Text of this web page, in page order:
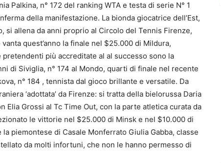
Palkina, n° 172 del ranking WTA e testa di serie N° 1
della manifestazione. La bionda giocatrice dell’Est,
allena da anni proprio al Circolo del Tennis Firenze,
quest’anno la finale nel $25.000 di Mildura,
pretendenti più accreditate al al successo sono la
di Siviglia, n° 174 al Mondo, quarti di finale nel recente
n° 184 , tennista dal gioco brillante e versatile. Da
‘adottata’ da Firenze: si tratta della bielorussa Daria
Elia Grossi al Tc Time Out, con la parte atletica curata da
le vittorie nel $25.000 di Minsk e nel $10.000 di
la piemontese di Casale Monferrato Giulia Gabba, classe
da molti infortuni, che non le hanno permesso di